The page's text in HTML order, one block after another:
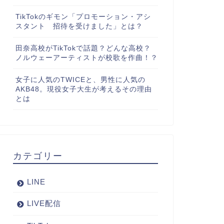
TikTokのギモン「プロモーション・アシ
スタント 招待を受けました」とは？
田奈高校がTikTokで話題？どんな高校？
ノルウェーアーティストが校歌を作曲！？
女子に人気のTWICEと、男性に人気の
AKB48。現役女子大生が考えるその理由
とは
カテゴリー
LINE
LIVE配信